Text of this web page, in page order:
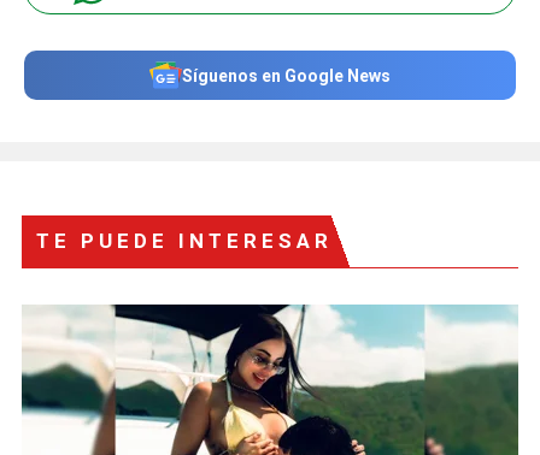
Síguenos en Google News
TE PUEDE INTERESAR